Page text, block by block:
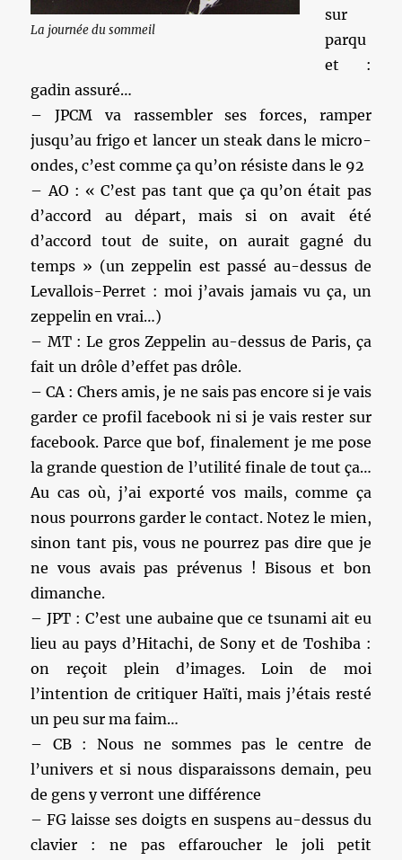
La journée du sommeil
sur
parqu
et :
gadin assuré…
– JPCM va rassembler ses forces, ramper
jusqu’au frigo et lancer un steak dans le micro-
ondes, c’est comme ça qu’on résiste dans le 92
– AO : « C’est pas tant que ça qu’on était pas
d’accord au départ, mais si on avait été
d’accord tout de suite, on aurait gagné du
temps » (un zeppelin est passé au-dessus de
Levallois-Perret : moi j’avais jamais vu ça, un
zeppelin en vrai…)
– MT : Le gros Zeppelin au-dessus de Paris, ça
fait un drôle d’effet pas drôle.
– CA : Chers amis, je ne sais pas encore si je vais
garder ce profil facebook ni si je vais rester sur
facebook. Parce que bof, finalement je me pose
la grande question de l’utilité finale de tout ça…
Au cas où, j’ai exporté vos mails, comme ça
nous pourrons garder le contact. Notez le mien,
sinon tant pis, vous ne pourrez pas dire que je
ne vous avais pas prévenus ! Bisous et bon
dimanche.
– JPT : C’est une aubaine que ce tsunami ait eu
lieu au pays d’Hitachi, de Sony et de Toshiba :
on reçoit plein d’images. Loin de moi
l’intention de critiquer Haïti, mais j’étais resté
un peu sur ma faim…
– CB : Nous ne sommes pas le centre de
l’univers et si nous disparaissons demain, peu
de gens y verront une différence
– FG laisse ses doigts en suspens au-dessus du
clavier : ne pas effaroucher le joli petit